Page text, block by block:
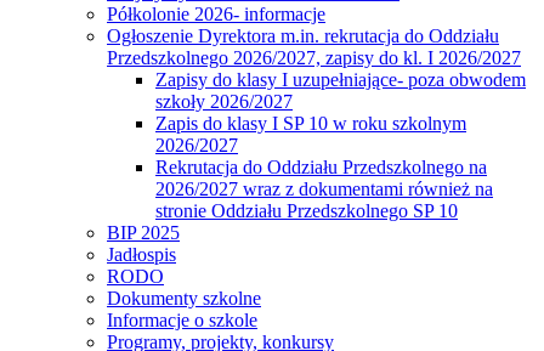
Półkolonie 2026- informacje
Ogłoszenie Dyrektora m.in. rekrutacja do Oddziału
Przedszkolnego 2026/2027, zapisy do kl. I 2026/2027
Zapisy do klasy I uzupełniające- poza obwodem
szkoły 2026/2027
Zapis do klasy I SP 10 w roku szkolnym
2026/2027
Rekrutacja do Oddziału Przedszkolnego na
2026/2027 wraz z dokumentami również na
stronie Oddziału Przedszkolnego SP 10
BIP 2025
Jadłospis
RODO
Dokumenty szkolne
Informacje o szkole
Programy, projekty, konkursy